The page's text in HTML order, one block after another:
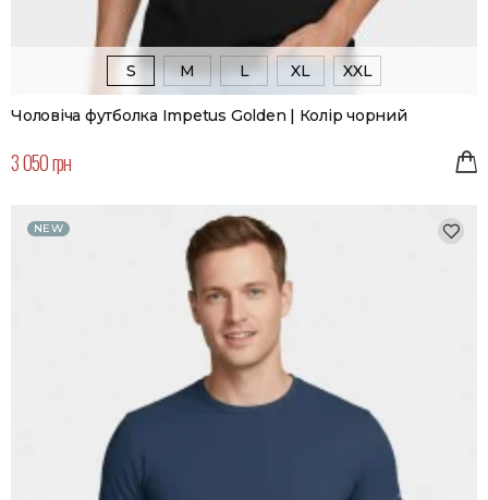
S M L XL XXL
Чоловіча футболка Impetus Golden | Колір чорний
3 050 грн
NEW